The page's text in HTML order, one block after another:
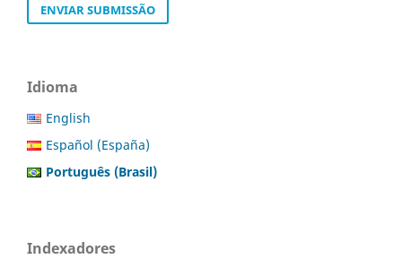
ENVIAR SUBMISSÃO
Idioma
English
Español (España)
Português (Brasil)
Indexadores